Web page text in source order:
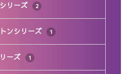
リーズ 2
ンシリーズ 1
ーズ 1